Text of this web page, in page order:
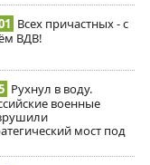
Всех причастных - с
ВДВ!
Рухнул в воду.
военные
мост под